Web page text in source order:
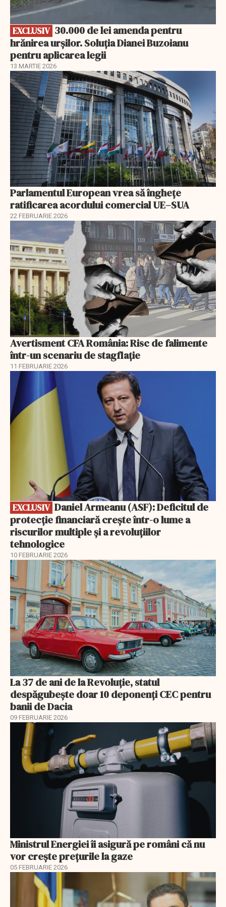
EXCLUSIV
hrănirea urșilor. Soluția Dianei Buzoianu
pentru aplicarea legii
13 MARTIE 2026
Parlamentul European vrea să înghețe
ratificarea acordului comercial UE–SUA
22 FEBRUARIE 2026
Avertisment CFA România: Risc de falimente
într-un scenariu de stagflație
11 FEBRUARIE 2026
EXCLUSIV
EXCLUSIV
protecție financiară crește într-o lume a
riscurilor multiple și a revoluțiilor
tehnologice
10 FEBRUARIE 2026
La 37 de ani de la Revoluție, statul
despăgubește doar 10 deponenți CEC pentru
banii de Dacia
09 FEBRUARIE 2026
Ministrul Energiei îi asigură pe români că nu
vor creşte preţurile la gaze
05 FEBRUARIE 2026